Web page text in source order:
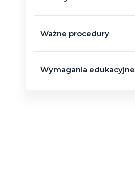
Ważne procedury
Wymagania edukacyjne